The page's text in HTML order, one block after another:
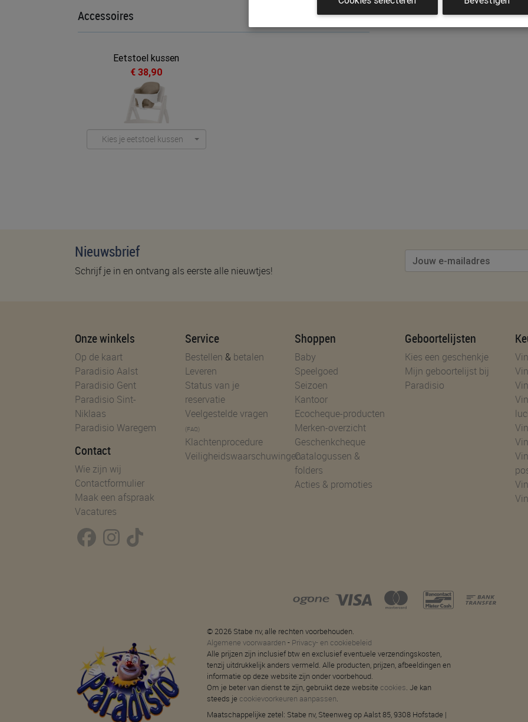
Accessoires
Eetstoel kussen
€ 38,90
Kies je eetstoel kussen
Nieuwsbrief
Schrijf je in en ontvang als eerste alle nieuwtjes!
Onze winkels
Op de kaart
Paradisio Aalst
Paradisio Gent
Paradisio Sint-
Niklaas
Paradisio Waregem
Contact
Wie zijn wij
Contactformulier
Maak een afspraak
Vacatures
Service
Bestellen & betalen
Leveren
Status van je
reservatie
Veelgestelde vragen
(FAQ)
Klachtenprocedure
Veiligheidswaarschuwingen
Shoppen
Baby
Speelgoed
Seizoen
Kantoor
Ecocheque-producten
Merken-overzicht
Geschenkcheque
Catalogussen &
folders
Acties & promoties
Geboortelijsten
Kies een geschenkje
Mijn geboortelijst bij
Paradisio
© 2026 Stabe nv, alle rechten voorbehouden.
Algemene voorwaarden - Privacy- en cookiebeleid
Alle prijzen zijn inclusief btw en exclusief eventuele verzendingskosten,
tenzij uitdrukkelijk anders vermeld. Alle producten, prijzen, afbeeldingen en
informatie op deze website zijn onder voorbehoud.
Om je beter van dienst te zijn, gebruikt deze website cookies. Je kan
steeds je cookievoorkeuren aanpassen.
Maatschappelijke zetel: Stabe nv, Steenweg op Aalst 85, 9308 Hofstade |